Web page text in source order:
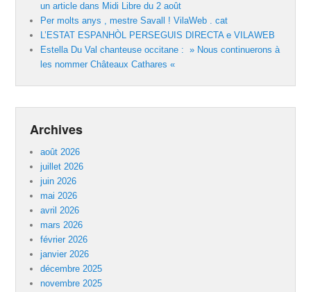
un article dans Midi Libre du 2 août
Per molts anys , mestre Savall ! VilaWeb . cat
L’ESTAT ESPANHÒL PERSEGUIS DIRECTA e VILAWEB
Estella Du Val chanteuse occitane : » Nous continuerons à
les nommer Châteaux Cathares «
Archives
août 2026
juillet 2026
juin 2026
mai 2026
avril 2026
mars 2026
février 2026
janvier 2026
décembre 2025
novembre 2025